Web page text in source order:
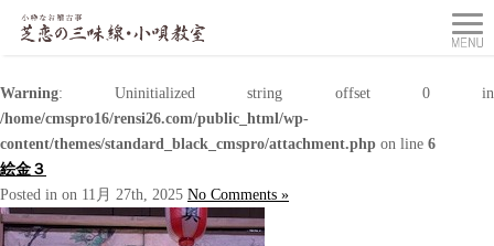
Warning: Uninitialized string offset 0 in
/home/cmspro16/rensi26.com/public_html/wp-
content/themes/standard_black_cmspro/attachment.php on line 6
絵金３
Posted in on 11月 27th, 2025 No Comments »